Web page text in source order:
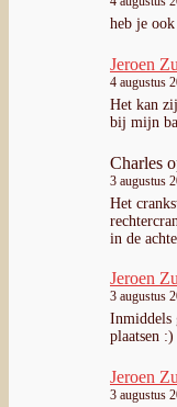
heb je
Jeroen
4 augustus
Het kan
bij mijn
Charles
3 augustus
Het
in de
Jeroen
3 augustus
Inmiddels
plaatsen :)
Jeroen
3 augustus